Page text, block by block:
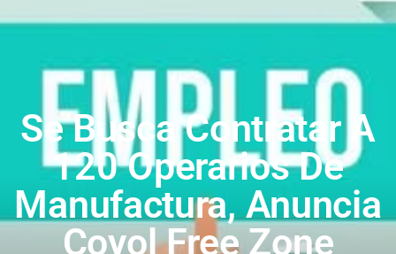
Se Busca Contratar A
120 Operarios De
Manufactura, Anuncia
Coyol Free Zone